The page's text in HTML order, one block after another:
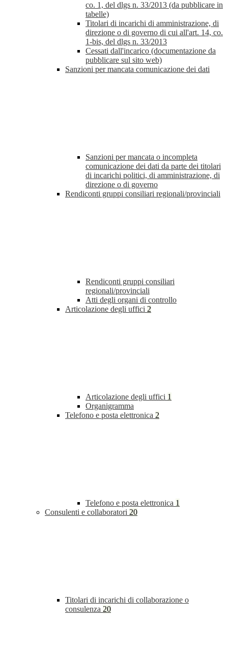
co. 1, del dlgs n. 33/2013 (da pubblicare in
tabelle)
Titolari di incarichi di amministrazione, di
direzione o di governo di cui all'art. 14, co.
1-bis, del dlgs n. 33/2013
Cessati dall'incarico (documentazione da
pubblicare sul sito web)
Sanzioni per mancata comunicazione dei dati
Sanzioni per mancata o incompleta
comunicazione dei dati da parte dei titolari
di incarichi politici, di amministrazione, di
direzione o di governo
Rendiconti gruppi consiliari regionali/provinciali
Rendiconti gruppi consiliari
regionali/provinciali
Atti degli organi di controllo
Articolazione degli uffici 2
Articolazione degli uffici 1
Organigramma
Telefono e posta elettronica 2
Telefono e posta elettronica 1
Consulenti e collaboratori 20
Titolari di incarichi di collaborazione o
consulenza 20